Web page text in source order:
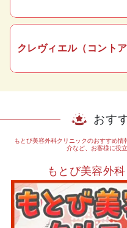
クレヴィエル（コントア
おす
もとび美容外科クリニックのおすすめ
介など、お客様に役
もとび美容外